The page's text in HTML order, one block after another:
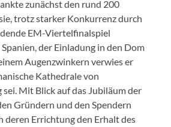
zunächst den rund 200
trotz starker Konkurrenz durch
EM-Viertelfinalspiel
der Einladung in den Dom
Augenzwinkern verwies er
Kathedrale von
sei. Mit Blick auf das Jubiläum der
Gründern und den Spendern
deren Errichtung den Erhalt des